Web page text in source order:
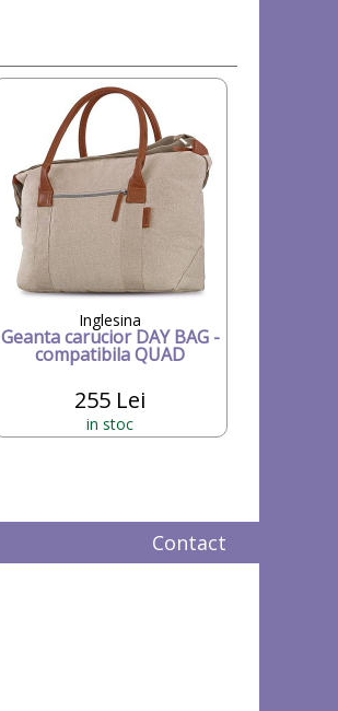
Inglesina
Geanta carucior DAY BAG -
compatibila QUAD
255 Lei
in stoc
Contact